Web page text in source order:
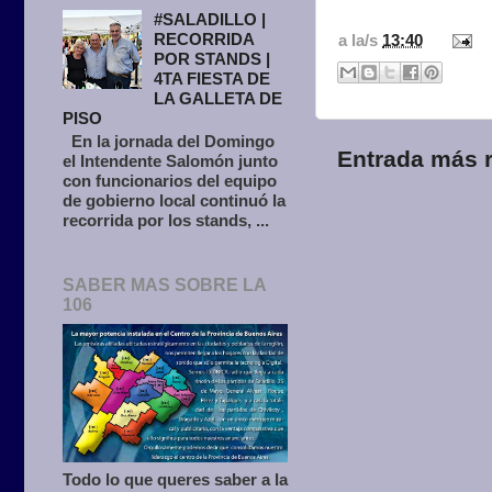
a la/s 13:40
Entrada más
#SALADILLO |
RECORRIDA
POR STANDS |
4TA FIESTA DE
LA GALLETA DE
PISO
En la jornada del Domingo
el Intendente Salomón junto
con funcionarios del equipo
de gobierno local continuó la
recorrida por los stands, ...
SABER MAS SOBRE LA
106
Todo lo que queres saber a la